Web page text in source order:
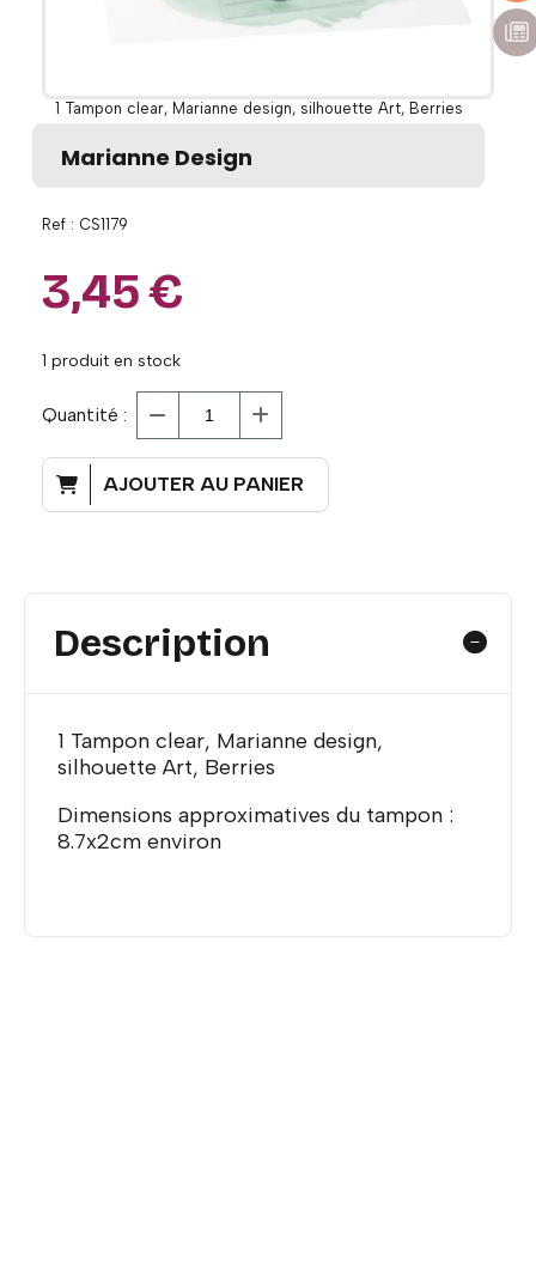
1 Tampon clear, Marianne design, silhouette Art, Berries
Marianne Design
Ref : CS1179
3,45€
1 produit en stock
Quantité :
AJOUTER AU PANIER
Description
1 Tampon clear, Marianne design,
silhouette Art, Berries
Dimensions approximatives du tampon :
8.7x2cm environ